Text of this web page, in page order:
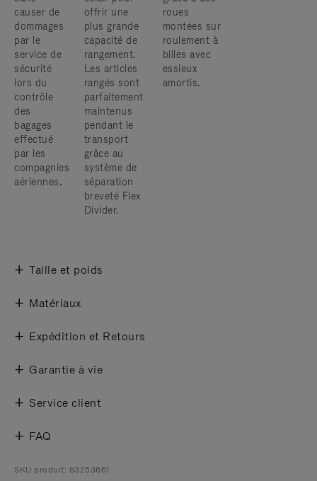
causer de
dommages
par le
service de
sécurité
lors du
contrôle
des
bagages
effectué
par les
compagnies
aériennes.
offrir une
plus grande
capacité de
rangement.
Les articles
rangés sont
parfaitement
maintenus
pendant le
transport
grâce au
système de
séparation
breveté Flex
Divider.
roues
montées sur
roulement à
billes avec
essieux
amortis.
Taille et poids
Matériaux
Expédition et Retours
Garantie à vie
Service client
FAQ
SKU produit: 83253661